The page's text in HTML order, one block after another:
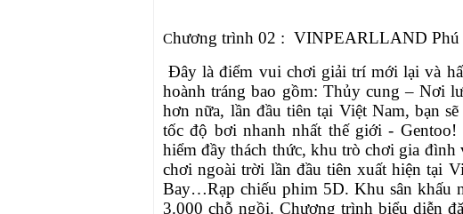
Chương trình 02 : VINPEARLLAND
Đây là điểm vui chơi giải trí mới lại và
hoành tráng bao gồm: Thủy cung – Nơi
hơn nữa, lần đầu tiên tại Việt Nam, bạn
tốc độ bơi nhanh nhất thế giới -
hiểm đầy thách thức, khu trò chơi gia
chơi ngoài trời lần đầu tiên xuất hiện tại
Bay…Rạp chiếu phim 5D. Khu sân khấu
3.000 chỗ ngồi. Chương trình biểu diễn